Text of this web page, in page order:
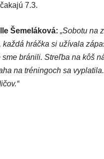
7.3.
Šemeláková: „Sobotu na
hráčka si užívala
bránili. Streľba na kôš
na tréningoch sa